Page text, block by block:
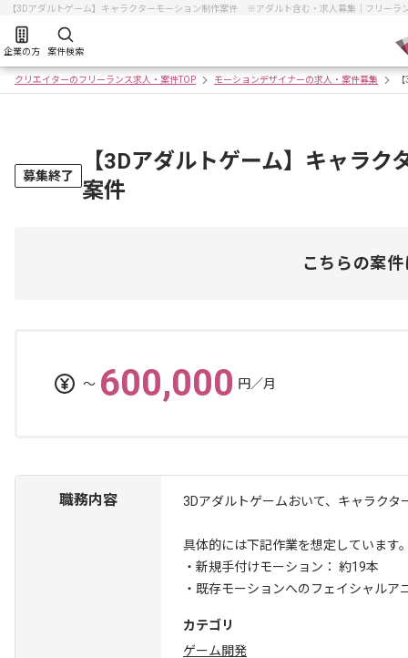
【3Dアダルトゲーム】キャラクターモーション制作案件 ※アダルト含む・求人募集｜フリーラ
企業の方 案件検索
クリエイターのフリーランス求人・案件TOP モーションデザイナーの求人・案件募集
募集終了
【3Dアダルトゲーム】キャラ
案件
こちらの案
〜 600,000 円／月
職務内容 3Dアダルトゲームおいて、キャラク
具体的には下記作業を想定しています
・新規手付けモーション： 約19本
・既存モーションへのフェイシャルア
カテゴリ
ゲーム開発